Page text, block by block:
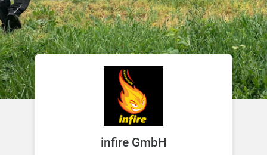
infire GmbH